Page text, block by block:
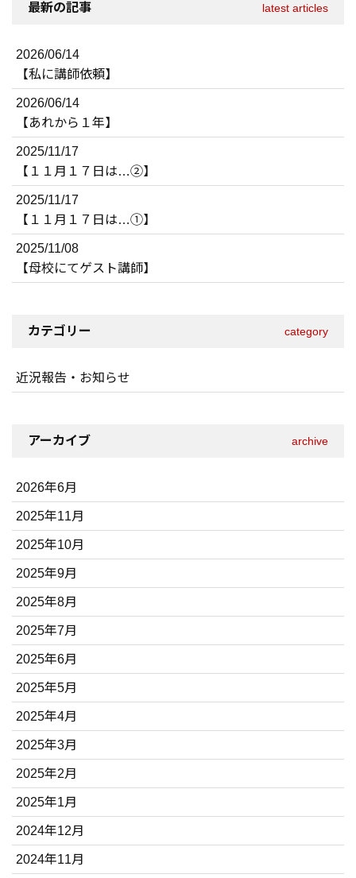
最新の記事 latest articles
2026/06/14
【私に講師依頼】
2026/06/14
【あれから１年】
2025/11/17
【１１月１７日は…②】
2025/11/17
【１１月１７日は…①】
2025/11/08
【母校にてゲスト講師】
カテゴリー category
近況報告・お知らせ
アーカイブ archive
2026年6月
2025年11月
2025年10月
2025年9月
2025年8月
2025年7月
2025年6月
2025年5月
2025年4月
2025年3月
2025年2月
2025年1月
2024年12月
2024年11月